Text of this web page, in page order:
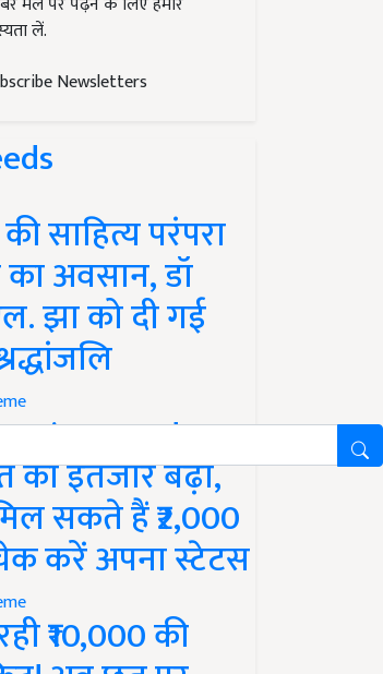
लें.
Newsletters
साहित्य परंपरा
अवसान, डॉ
झा को दी गई
Yojana Update:
का इंतजार बढ़ा,
सकते हैं ₹2,000
करें अपना स्टेटस
₹10,000 की